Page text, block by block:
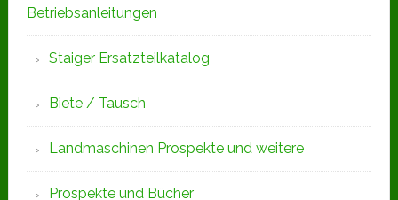
Betriebsanleitungen
Staiger Ersatzteilkatalog
Biete / Tausch
Landmaschinen Prospekte und weitere
Prospekte und Bücher